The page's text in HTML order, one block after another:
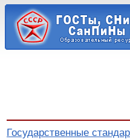
Государственные